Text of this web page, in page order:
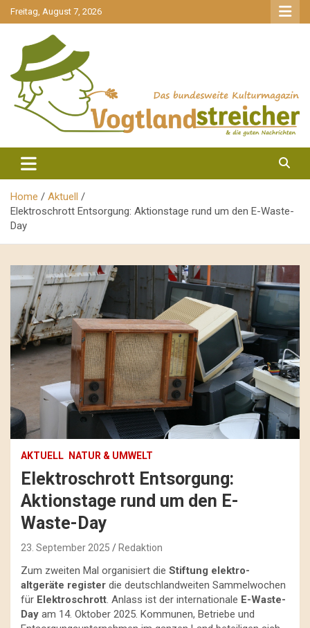
gehe
zum
Freitag, August 7, 2026
Vogtlandstreicher
Home
Aktuell
Elektroschrott Entsorgung: Aktionstage rund um den E-Waste-
Day
AKTUELL NATUR & UMWELT
Elektroschrott Entsorgung:
Aktionstage rund um den E-
Waste-Day
23. September 2025 Redaktion
Zum zweiten Mal organisiert die Stiftung elektro-
altgeräte register die deutschlandweiten Sammelwochen
für Elektroschrott. Anlass ist der internationale E-Waste-
Day am 14. Oktober 2025. Kommunen, Betriebe und